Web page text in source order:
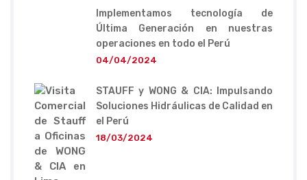
Implementamos tecnología de
Última Generación en nuestras
operaciones en todo el Perú
04/04/2024
STAUFF y WONG & CIA: Impulsando
Soluciones Hidráulicas de Calidad en
el Perú
18/03/2024